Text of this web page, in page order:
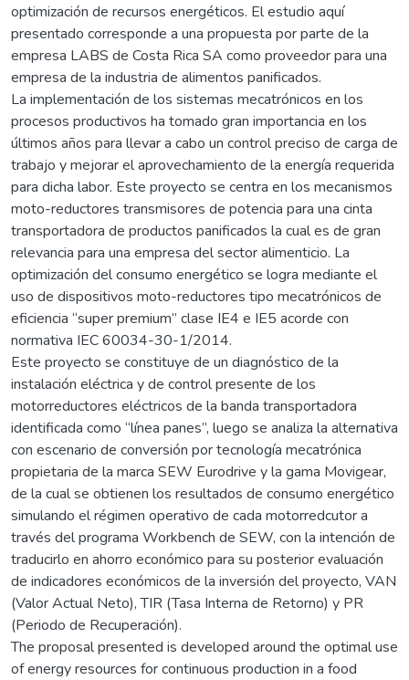
optimización de recursos energéticos. El estudio aquí
presentado corresponde a una propuesta por parte de la
empresa LABS de Costa Rica SA como proveedor para una
empresa de la industria de alimentos panificados.
La implementación de los sistemas mecatrónicos en los
procesos productivos ha tomado gran importancia en los
últimos años para llevar a cabo un control preciso de carga de
trabajo y mejorar el aprovechamiento de la energía requerida
para dicha labor. Este proyecto se centra en los mecanismos
moto-reductores transmisores de potencia para una cinta
transportadora de productos panificados la cual es de gran
relevancia para una empresa del sector alimenticio. La
optimización del consumo energético se logra mediante el
uso de dispositivos moto-reductores tipo mecatrónicos de
eficiencia “super premium” clase IE4 e IE5 acorde con
normativa IEC 60034-30-1/2014.
Este proyecto se constituye de un diagnóstico de la
instalación eléctrica y de control presente de los
motorreductores eléctricos de la banda transportadora
identificada como “línea panes”, luego se analiza la alternativa
con escenario de conversión por tecnología mecatrónica
propietaria de la marca SEW Eurodrive y la gama Movigear,
de la cual se obtienen los resultados de consumo energético
simulando el régimen operativo de cada motorredcutor a
través del programa Workbench de SEW, con la intención de
traducirlo en ahorro económico para su posterior evaluación
de indicadores económicos de la inversión del proyecto, VAN
(Valor Actual Neto), TIR (Tasa Interna de Retorno) y PR
(Periodo de Recuperación).
The proposal presented is developed around the optimal use
of energy resources for continuous production in a food